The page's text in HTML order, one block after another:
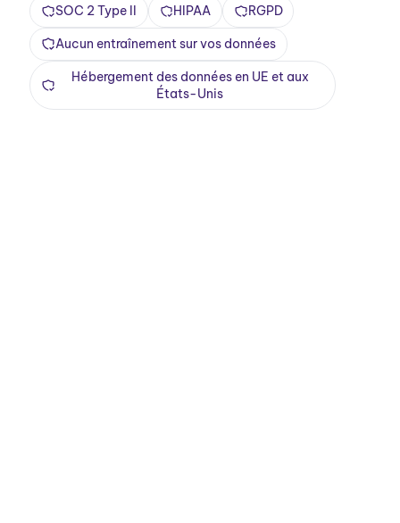
SOC 2 Type II HIPAA RGPD
Aucun entraînement sur vos données
Hébergement des données en UE et aux
États-Unis